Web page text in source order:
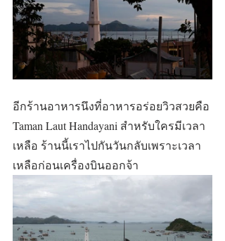
อีกร้านอาหารนึงที่อาหารอร่อยวิวสวยคือ
Taman Laut Handayani สำหรับใครมีเวลา
เหลือ ร้านนี้เราไปกันวันกลับเพราะเวลา
เหลือก่อนเครื่องบินออกจ้า